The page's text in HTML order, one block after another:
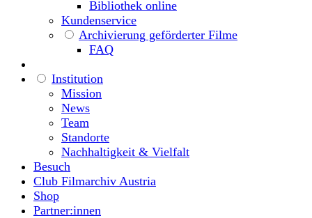
Bibliothek online
Kundenservice
Archivierung geförderter Filme
FAQ
Institution
Mission
News
Team
Standorte
Nachhaltigkeit & Vielfalt
Besuch
Club Filmarchiv Austria
Shop
Partner:innen